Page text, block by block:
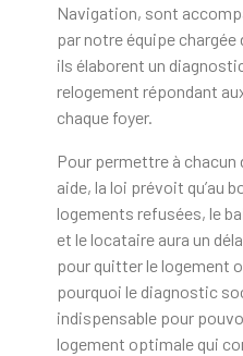
Navigation, sont
par notre équipe
ils élaborent un
relogement répondant
chaque foyer.
Pour permettre à chacun
aide, la loi prévoit qu’au
logements refusées, le
et le locataire aura un
pour quitter le logement
pourquoi le diagnostic
indispensable pour
logement optimale qui